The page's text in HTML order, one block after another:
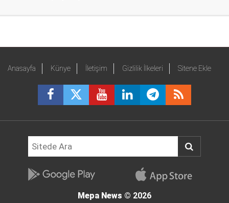
Anasayfa Künye İletişim Gizlilik İlkeleri Sitene Ekle
Mepa News © 2026